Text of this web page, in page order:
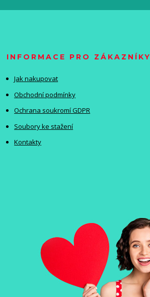
INFORMACE PRO ZÁKAZNÍKY
Jak nakupovat
Obchodní podmínky
Ochrana soukromí GDPR
Soubory ke stažení
Kontakty